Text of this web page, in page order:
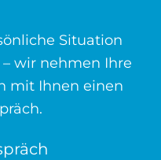
Situation
wir nehmen Ihre
mit Ihnen einen